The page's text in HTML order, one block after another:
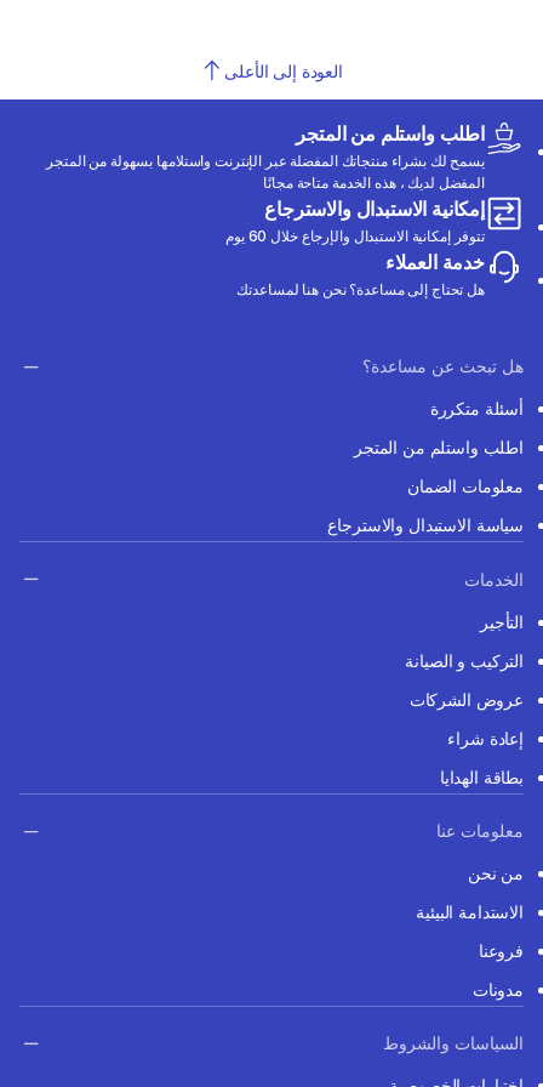
العودة إلى الأعلى
اطلب واستلم من المتجر
يسمح لك بشراء منتجاتك المفضلة عبر الإنترنت واستلامها بسهولة من المتجر
المفضل لديك ، هذه الخدمة متاحة مجانًا
إمكانية الاستبدال والاسترجاع
تتوفر إمكانية الاستبدال والإرجاع خلال 60 يوم
خدمة العملاء
هل تحتاج إلى مساعدة؟ نحن هنا لمساعدتك
هل تبحث عن مساعدة؟
أسئلة متكررة
اطلب واستلم من المتجر
معلومات الضمان
سياسة الاستبدال والاسترجاع
الخدمات
التأجير
التركيب و الصيانة
عروض الشركات
إعادة شراء
بطاقة الهدايا
معلومات عنا
من نحن
الاستدامة البيئية
فروعنا
مدونات
السياسات والشروط